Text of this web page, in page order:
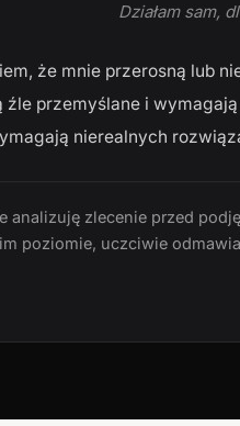
Działam sam,
że mnie przerosną lub
źle przemyślane i
nierealnych
analizuję zlecenie przed
poziomie, uczciwie